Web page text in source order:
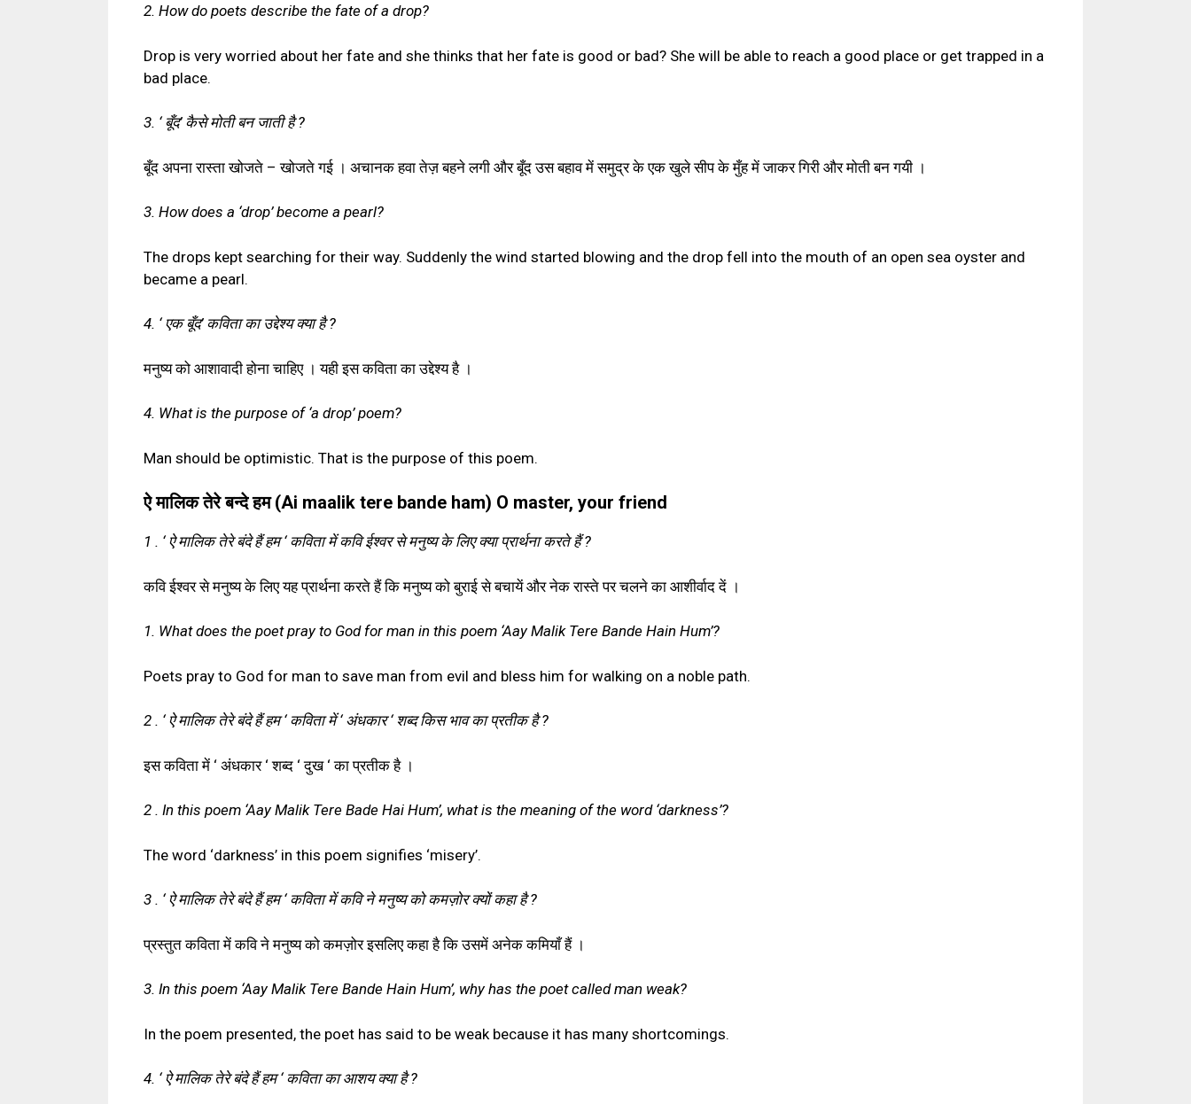
2. How do poets describe the fate of a drop?
Drop is very worried about her fate and she thinks that her fate is good or bad? She will be able to reach a good place or get trapped in a
bad place.
3. ‘ बूँद’ कैसे मोती बन जाती है ?
बूँद अपना रास्ता खोजते – खोजते गई । अचानक हवा तेज़ बहने लगी और बूँद उस बहाव में समुद्र के एक खुले सीप के मुँह में जाकर गिरी और मोती बन गयी ।
3. How does a ‘drop’ become a pearl?
The drops kept searching for their way. Suddenly the wind started blowing and the drop fell into the mouth of an open sea oyster and
became a pearl.
4. ‘ एक बूँद’ कविता का उद्देश्य क्या है ?
मनुष्य को आशावादी होना चाहिए । यही इस कविता का उद्देश्य है ।
4. What is the purpose of ‘a drop’ poem?
Man should be optimistic. That is the purpose of this poem.
ऐ मालिक तेरे बन्दे हम (Ai maalik tere bande ham) O master, your friend
1 . ‘ ऐ मालिक तेरे बंदे हैं हम ‘ कविता में कवि ईश्वर से मनुष्य के लिए क्या प्रार्थना करते हैं ?
कवि ईश्वर से मनुष्य के लिए यह प्रार्थना करते हैं कि मनुष्य को बुराई से बचायें और नेक रास्ते पर चलने का आशीर्वाद दें ।
1. What does the poet pray to God for man in this poem ‘Aay Malik Tere Bande Hain Hum’?
Poets pray to God for man to save man from evil and bless him for walking on a noble path.
2 . ‘ ऐ मालिक तेरे बंदे हैं हम ‘ कविता में ‘ अंधकार ‘ शब्द किस भाव का प्रतीक है ?
इस कविता में ‘ अंधकार ‘ शब्द ‘ दुख ‘ का प्रतीक है ।
2 . In this poem ‘Aay Malik Tere Bade Hai Hum’, what is the meaning of the word ‘darkness’?
The word ‘darkness’ in this poem signifies ‘misery’.
3 . ‘ ऐ मालिक तेरे बंदे हैं हम ‘ कविता में कवि ने मनुष्य को कमज़ोर क्यों कहा है ?
प्रस्तुत कविता में कवि ने मनुष्य को कमज़ोर इसलिए कहा है कि उसमें अनेक कमियाँ हैं ।
3. In this poem ‘Aay Malik Tere Bande Hain Hum’, why has the poet called man weak?
In the poem presented, the poet has said to be weak because it has many shortcomings.
4. ‘ ऐ मालिक तेरे बंदे हैं हम ‘ कविता का आशय क्या है ?